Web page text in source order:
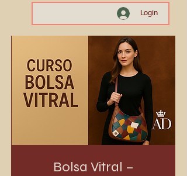
Login
Bolsa Vitral –